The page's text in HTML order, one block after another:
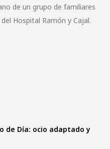
de un grupo de familiares
Hospital Ramón y Cajal.
de Día: ocio adaptado y